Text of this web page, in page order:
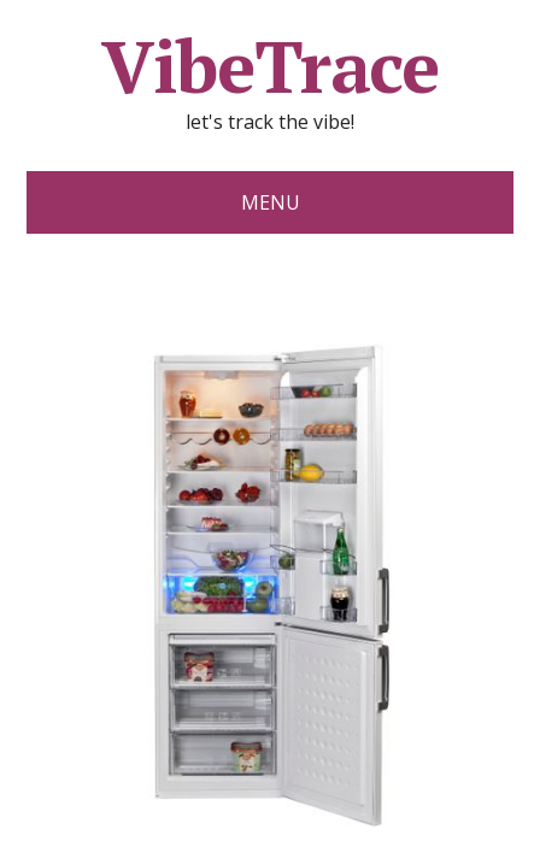
VibeTrace
let's track the vibe!
MENU